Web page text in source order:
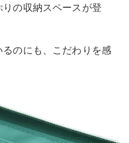
の収納スペースが登
のにも、こだわりを感